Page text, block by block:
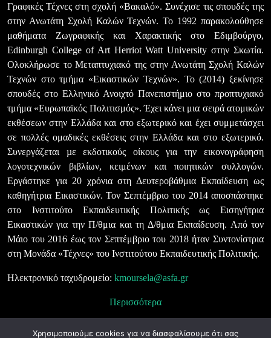
Γραφικές Τέχνες στη σχολή «Βακαλό». Συνέχισε τις σπουδές της
στην Ανωτάτη Σχολή Καλών Τεχνών. Το 1992 παρακολούθησε
μαθήματα Ζωγραφικής και Χαρακτικής στο Εδιμβούργο,
Edinburgh College of Art Herriot Watt University στην Σκωτία.
Ολοκλήρωσε το Μεταπτυχιακό της στην Ανωτάτη Σχολή Καλών
Τεχνών στο τμήμα «Εικαστικών Τεχνών». Το (2014) ξεκίνησε
σπουδές στο Ελληνικό Ανοιχτό Πανεπιστήμιο στο προπτυχιακό
τμήμα «Ευρωπαϊκός Πολιτισμός». Έχει κάνει μια σειρά ατομικών
εκθέσεων στην Ελλάδα και στο εξωτερικό και έχει συμμετάσχει
σε πολλές ομαδικές εκθέσεις στην Ελλάδα και στο εξωτερικό.
Συνεργάζεται µε εκδοτικούς οίκους για την εικονογράφηση
λογοτεχνικών βιβλίων, κειμένων και ποιητικών συλλογών.
Εργάστηκε για 20 χρόνια στη Δευτεροβάθμια Εκπαίδευση ως
καθηγήτρια Εικαστικών. Τον Σεπτέμβριο του 2014 αποσπάστηκε
στο Ινστιτούτο Εκπαιδευτικής Πολιτικής ως Εισηγήτρια
Εικαστικών για την Π/θμια και τη Δ/θμια Εκπαίδευση. Από τον
Μάιο του 2016 έως τον Σεπτέμβριο του 2018 ήταν Συντονίστρια
στη Μονάδα «Τέχνες» του Ινστιτούτου Εκπαιδευτικής Πολιτικής.
Ηλεκτρονικό ταχυδρομείο: kmoursela@asfa.gr
Περισσότερα
Χρησιμοποιούμε cookies για να διασφαλίσουμε ότι σας